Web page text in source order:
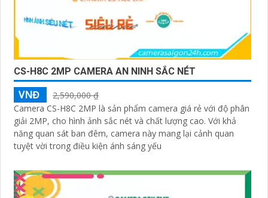
CS-H8C 2MP CAMERA AN NINH SẮC NÉT
VNĐ
2,590,000 ₫
Camera CS-H8C 2MP là sản phẩm camera giá rẻ với độ phân
giải 2MP, cho hình ảnh sắc nét và chất lượng cao. Với khả
năng quan sát ban đêm, camera này mang lại cảnh quan
tuyệt vời trong điều kiện ánh sáng yếu